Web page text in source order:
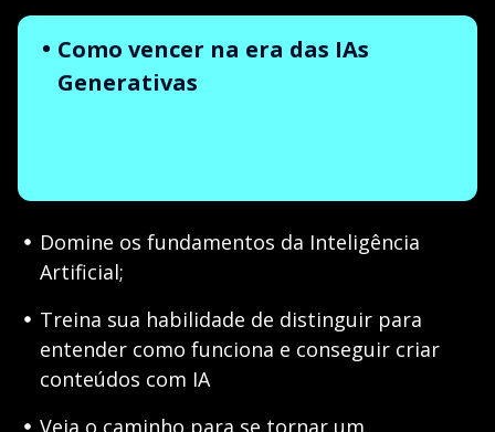
Como vencer na era das IAs
Generativas
Domine os fundamentos da Inteligência
Artificial;
Treina sua habilidade de distinguir para
entender como funciona e conseguir criar
conteúdos com IA